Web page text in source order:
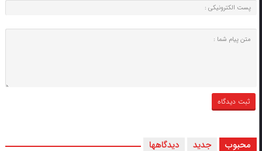
محبوب جدید دیدگاهها